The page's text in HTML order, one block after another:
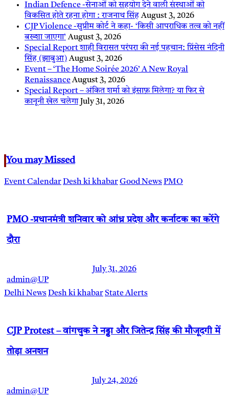
Indian Defence -सेनाओं को सहयोग देने वाली संस्थाओं को
विकसित होते रहना होगा : राजनाथ सिंह August 3, 2026
CJP Violence -सुप्रीम कोर्ट ने कहा- ‘किसी आपराधिक तत्व को नहीं
बख्शा जाएगा’ August 3, 2026
Special Report शाही विरासत परंपरा की नई पहचान: प्रिंसेस नंदिनी
सिंह (झाबुआ) August 3, 2026
Event – ‘The Home Soirée 2026’ A New Royal
RenaissanceAugust 3, 2026
Special Report – अंकित शर्मा को इंसाफ़ मिलेगा? या फिर से
कानूनी खेल चलेगा July 31, 2026
You may Missed
Event CalendarDesh ki khabarGood NewsPMO
PMO -प्रधानमंत्री शनिवार को आंध्र प्रदेश और कर्नाटक का करेंगे
दौरा
July 31, 2026
admin@UP
Delhi NewsDesh ki khabarState Alerts
CJP Protest – वांगचुक ने नड्डा और जितेन्द्र सिंह की मौजूदगी में
तोड़ा अनशन
July 24, 2026
admin@UP